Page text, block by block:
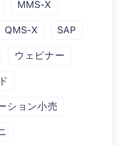
MMS-X
QMS-X SAP
ウェビナー
ション小売